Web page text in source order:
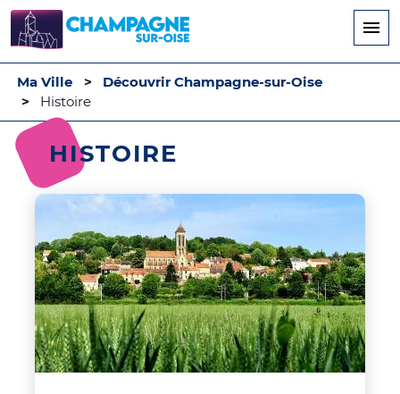
principal
Ma Ville
Découvrir Champagne-sur-Oise
Histoire
HISTOIRE